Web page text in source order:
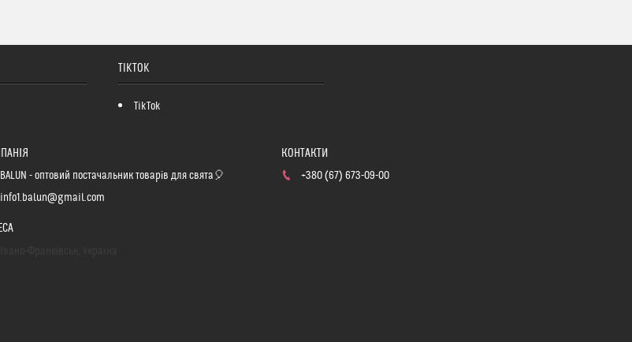
TIKTOK
TikTok
BALUN - оптовий постачальник товарів для свята🎈
info1.balun@gmail.com
+380 (67) 673-09-00